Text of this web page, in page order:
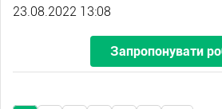
23.08.2022 13:08
Запропонувати